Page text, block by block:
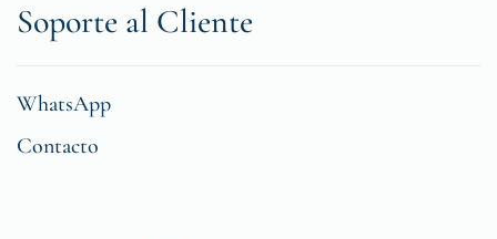
Soporte al Cliente
WhatsApp
Contacto